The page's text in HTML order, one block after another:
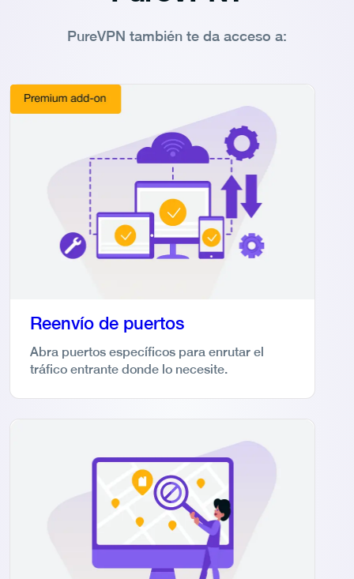
PureVPN también te da acceso a:
Reenvío de puertos
Abra puertos específicos para enrutar el
tráfico entrante donde lo necesite.